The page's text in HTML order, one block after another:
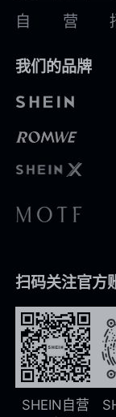
自营
我们的品牌
扫码关注官方
SHEIN自营